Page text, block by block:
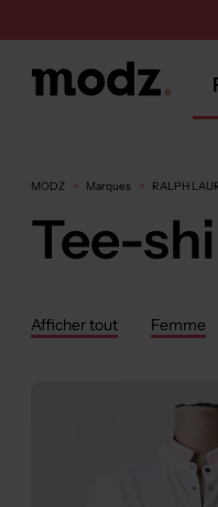
MODZ Marques RALPH
Tee-
Afficher tout Femme